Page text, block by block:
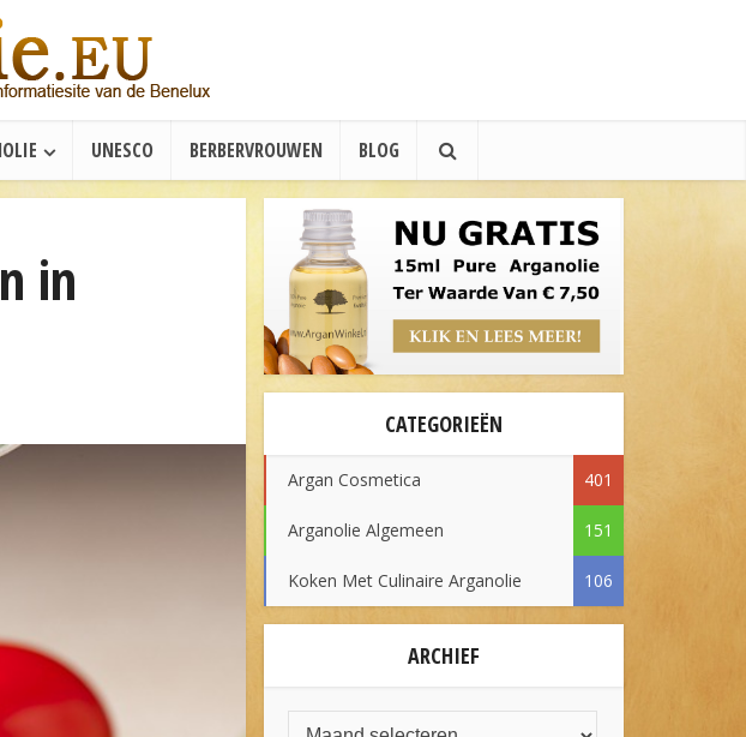
UNESCO BERBERVROUWEN BLOG
in
CATEGORIEËN
Argan Cosmetica 401
Arganolie Algemeen 151
Koken Met Culinaire Arganolie 106
ARCHIEF